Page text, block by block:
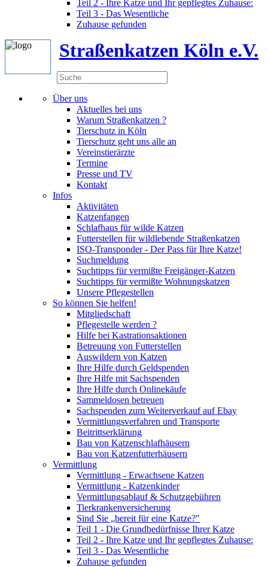
Teil 2 - Ihre Katze und Ihr gepflegtes Zuhause:
Teil 3 - Das Wesentliche
Zuhause gefunden
Straßenkatzen Köln e.V.
Über uns
Aktuelles bei uns
Warum Straßenkatzen ?
Tierschutz in Köln
Tierschutz geht uns alle an
Vereinstierärzte
Termine
Presse und TV
Kontakt
Infos
Aktivitäten
Katzenfangen
Schlafhaus für wilde Katzen
Futterstellen für wildlebende Straßenkatzen
ISO-Transponder - Der Pass für Ihre Katze!
Suchmeldung
Suchtipps für vermißte Freigänger-Katzen
Suchtipps für vermißte Wohnungskatzen
Unsere Pflegestellen
So können Sie helfen!
Mitgliedschaft
Pflegestelle werden ?
Hilfe bei Kastrationsaktionen
Betreuung von Futterstellen
Auswildern von Katzen
Ihre Hilfe durch Geldspenden
Ihre Hilfe mit Sachspenden
Ihre Hilfe durch Onlinekäufe
Sammeldosen betreuen
Sachspenden zum Weiterverkauf auf Ebay
Vermittlungsverfahren und Transporte
Beitrittserklärung
Bau von Katzenschlafhäusern
Bau von Katzenfutterhäusern
Vermittlung
Vermittlung - Erwachsene Katzen
Vermittlung - Katzenkinder
Vermittlungsablauf & Schutzgebühren
Tierkrankenversicherung
Sind Sie „bereit für eine Katze?"
Teil 1 - Die Grundbedürfnisse Ihrer Katze
Teil 2 - Ihre Katze und Ihr gepflegtes Zuhause:
Teil 3 - Das Wesentliche
Zuhause gefunden